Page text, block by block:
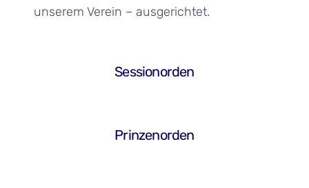
unserem Verein – ausgerichtet.
Sessionorden
Prinzenorden